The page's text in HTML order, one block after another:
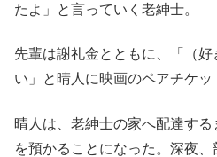
たよ」と言っていく老紳士。
先輩は謝礼金とともに、「（好
い」と晴人に映画のペアチケッ
晴人は、老紳士の家へ配達す
を預かることになった。深夜